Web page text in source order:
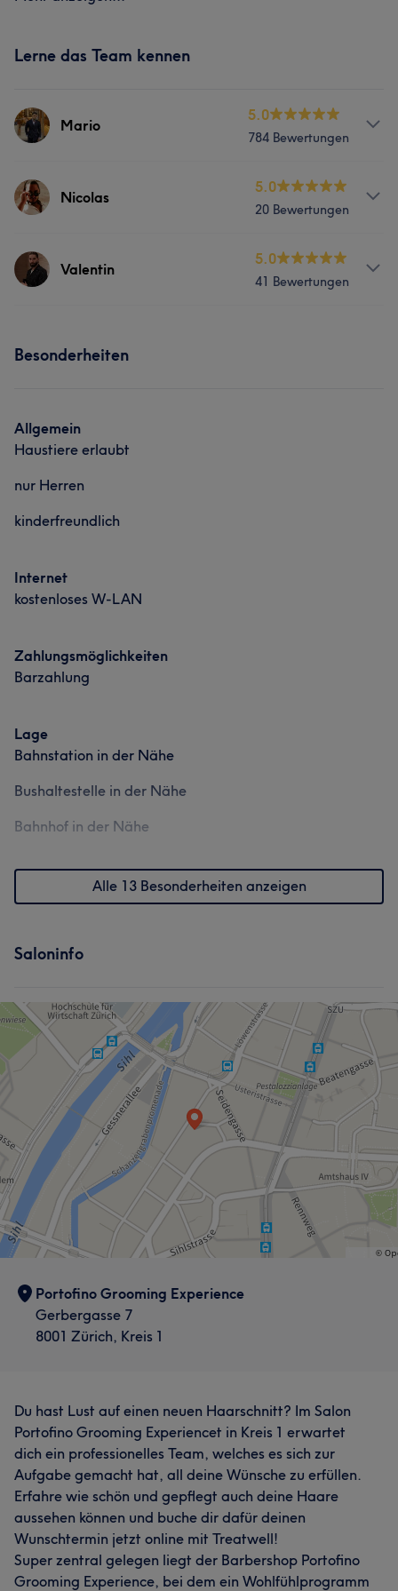
Lerne das Team kennen
Mario
5.0
784 Bewertungen
Services
Portfolio
Was unsere Kunden über Mario sagen
Professionell
Nicolas
5.0
20 Bewertungen
Services
Was unsere Kunden über Nicolas sagen
Valentin
5.0
41 Bewertungen
Was unsere Kunden über Valentin sagen
Besonderheiten
Allgemein
Haustiere erlaubt
nur Herren
kinderfreundlich
Internet
kostenloses W-LAN
Zahlungsmöglichkeiten
Barzahlung
Lage
Bahnstation in der Nähe
Bushaltestelle in der Nähe
Bahnhof in der Nähe
Alle 13 Besonderheiten anzeigen
Saloninfo
Portofino Grooming Experience
Gerbergasse 7
8001 Zürich, Kreis 1
Du hast Lust auf einen neuen Haarschnitt? Im Salon
Portofino Grooming Experiencet in Kreis 1 erwartet
dich ein professionelles Team, welches es sich zur
Aufgabe gemacht hat, all deine Wünsche zu erfüllen.
Erfahre wie schön und gepflegt auch deine Haare
aussehen können und buche dir dafür deinen
Wunschtermin jetzt online mit Treatwell!
Super zentral gelegen liegt der Barbershop Portofino
Grooming Experience, bei dem ein Wohlfühlprogramm